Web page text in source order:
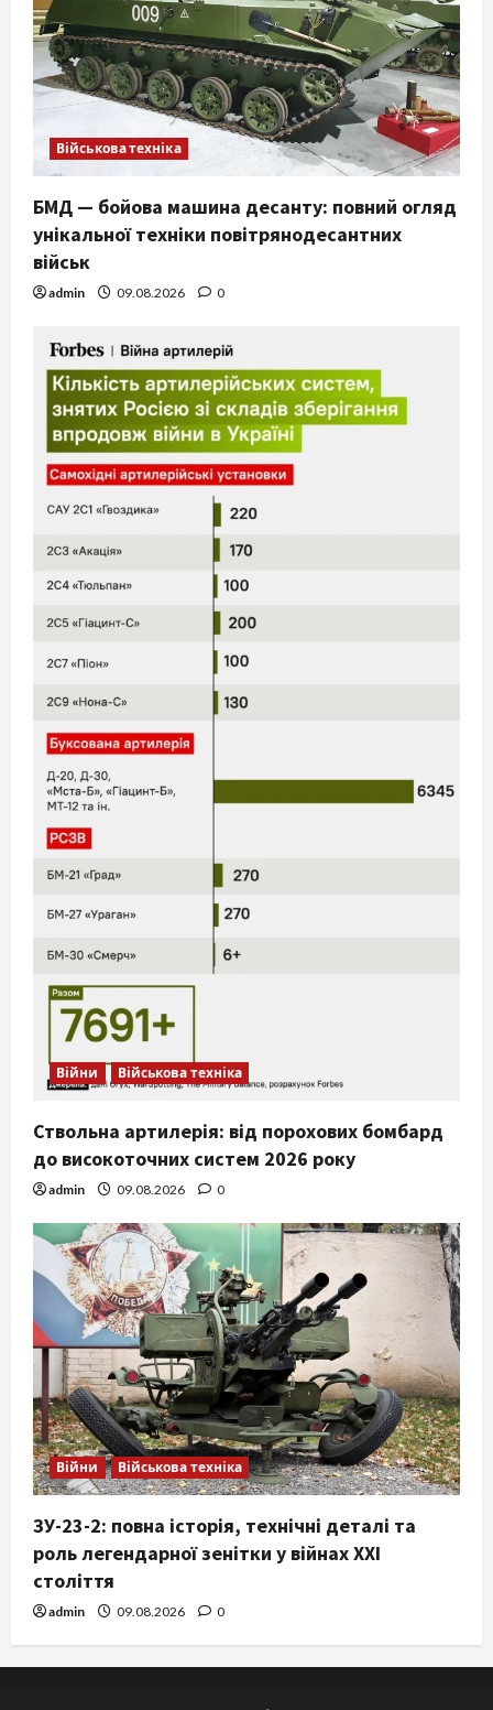
Військова техніка
БМД — бойова машина десанту: повний огляд
унікальної техніки повітрянодесантних
військ
admin 09.08.2026 0
Війни Військова техніка
Ствольна артилерія: від порохових бомбард
до високоточних систем 2026 року
admin 09.08.2026 0
Війни Військова техніка
ЗУ-23-2: повна історія, технічні деталі та
роль легендарної зенітки у війнах XXI
століття
admin 09.08.2026 0